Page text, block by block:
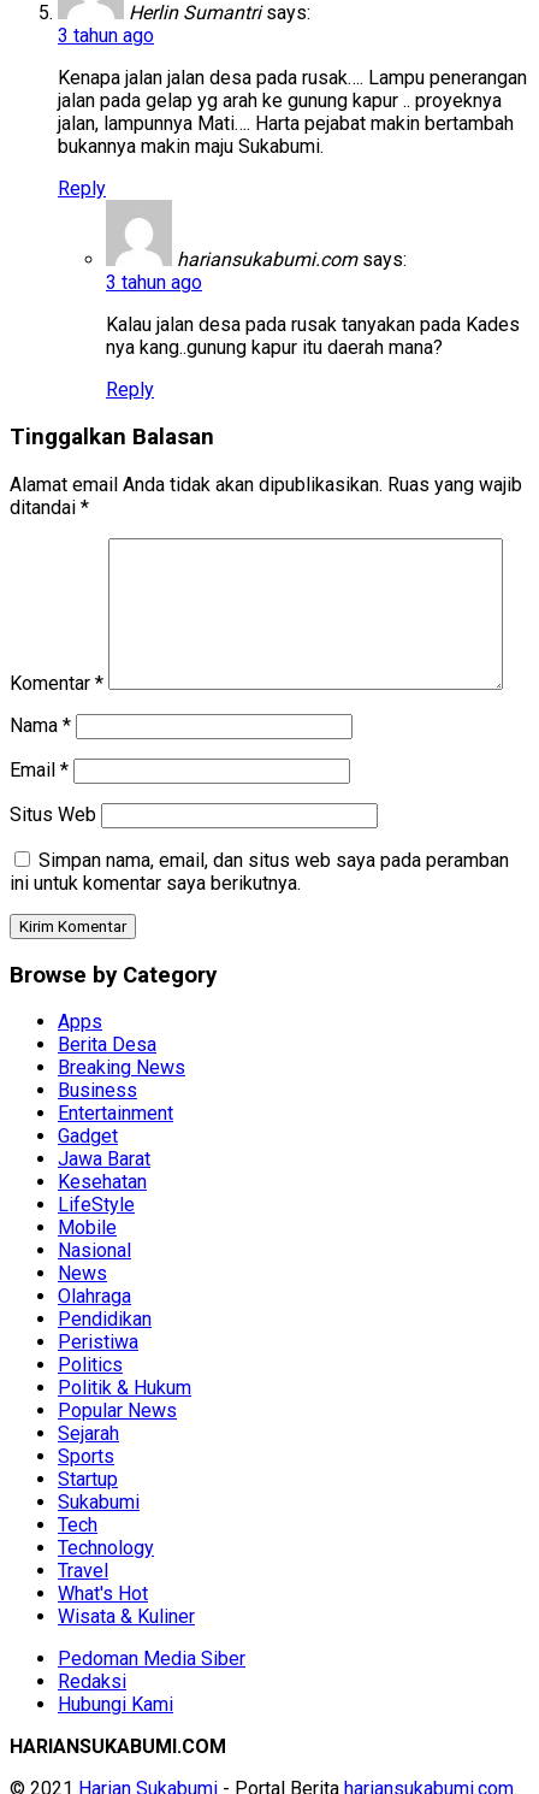
Herlin Sumantri says:
3 tahun ago
Kenapa jalan jalan desa pada rusak…. Lampu penerangan
jalan pada gelap yg arah ke gunung kapur .. proyeknya
jalan, lampunnya Mati…. Harta pejabat makin bertambah
bukannya makin maju Sukabumi.
Reply
hariansukabumi.com says:
3 tahun ago
Kalau jalan desa pada rusak tanyakan pada Kades
nya kang..gunung kapur itu daerah mana?
Reply
Tinggalkan Balasan
Alamat email Anda tidak akan dipublikasikan. Ruas yang wajib
ditandai *
Komentar *
Nama *
Email *
Situs Web
Simpan nama, email, dan situs web saya pada peramban
ini untuk komentar saya berikutnya.
Browse by Category
Apps
Berita Desa
Breaking News
Business
Entertainment
Gadget
Jawa Barat
Kesehatan
LifeStyle
Mobile
Nasional
News
Olahraga
Pendidikan
Peristiwa
Politics
Politik & Hukum
Popular News
Sejarah
Sports
Startup
Sukabumi
Tech
Technology
Travel
What's Hot
Wisata & Kuliner
Pedoman Media Siber
Redaksi
Hubungi Kami
HARIANSUKABUMI.COM
© 2021 Harian Sukabumi - Portal Berita hariansukabumi.com.